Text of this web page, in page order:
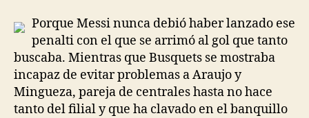
Porque Messi nunca debió haber lanzado ese
penalti con el que se arrimó al gol que tanto
buscaba. Mientras que Busquets se mostraba
incapaz de evitar problemas a Araujo y
Mingueza, pareja de centrales hasta no hace
tanto del filial y que ha clavado en el banquillo